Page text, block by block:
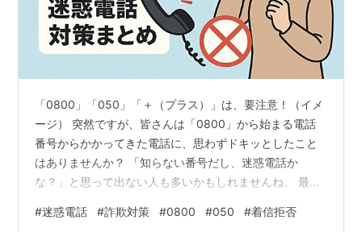
「0800」「050」「＋（プラス）」は、要注意！（イメ
ージ） 突然ですが、皆さんは「0800」から始まる電話
番号からかかってきた電話に、思わずドキッとしたこと
はありませんか？ 「知らない番号だし、迷惑電話か
な？」と思って出ない人も多いかもしれませんね。 最
れています。今回は、その理由と、知っておきたい迷惑
#迷惑電話 #詐欺対策 #0800 #050 #着信拒否